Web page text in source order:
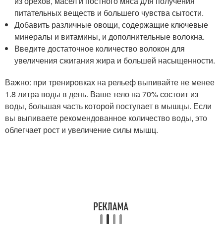
питательных веществ и большего чувства сытости.
Добавить различные овощи, содержащие ключевые
минералы и витамины, и дополнительные волокна.
Введите достаточное количество волокон для
увеличения сжигания жира и большей насыщенности.
Важно: при тренировках на рельеф выпивайте не менее
1.8 литра воды в день. Ваше тело на 70% состоит из
воды, большая часть которой поступает в мышцы. Если
вы выпиваете рекомендованное количество воды, это
облегчает рост и увеличение силы мышц.